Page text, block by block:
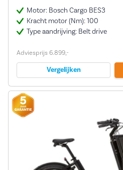
Motor: Bosch Cargo BES3
Kracht motor (Nm): 100
Type aandrijving: Belt drive
Adviesprijs 6.899,-
Vergelijken